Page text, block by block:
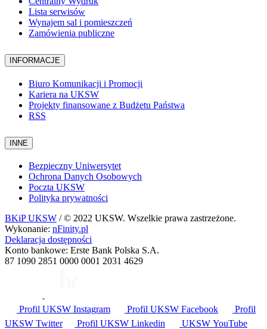
Lista serwisów
Wynajem sal i pomieszczeń
Zamówienia publiczne
INFORMACJE
Biuro Komunikacji i Promocji
Kariera na UKSW
Projekty finansowane z Budżetu Państwa
RSS
INNE
Bezpieczny Uniwersytet
Ochrona Danych Osobowych
Poczta UKSW
Polityka prywatności
BKiP UKSW / © 2022 UKSW. Wszelkie prawa zastrzeżone.
Wykonanie: nFinity.pl
Deklaracja dostępności
Konto bankowe: Erste Bank Polska S.A.
87 1090 2851 0000 0001 2031 4629
Profil UKSW Instagram Profil UKSW Facebook
Profil
UKSW Twitter Profil UKSW Linkedin UKSW YouTube